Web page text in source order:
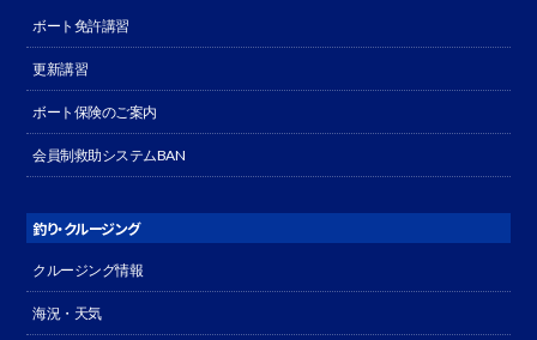
ボート免許講習
更新講習
ボート保険のご案内
会員制救助システムBAN
釣り・クルージング
クルージング情報
海況・天気